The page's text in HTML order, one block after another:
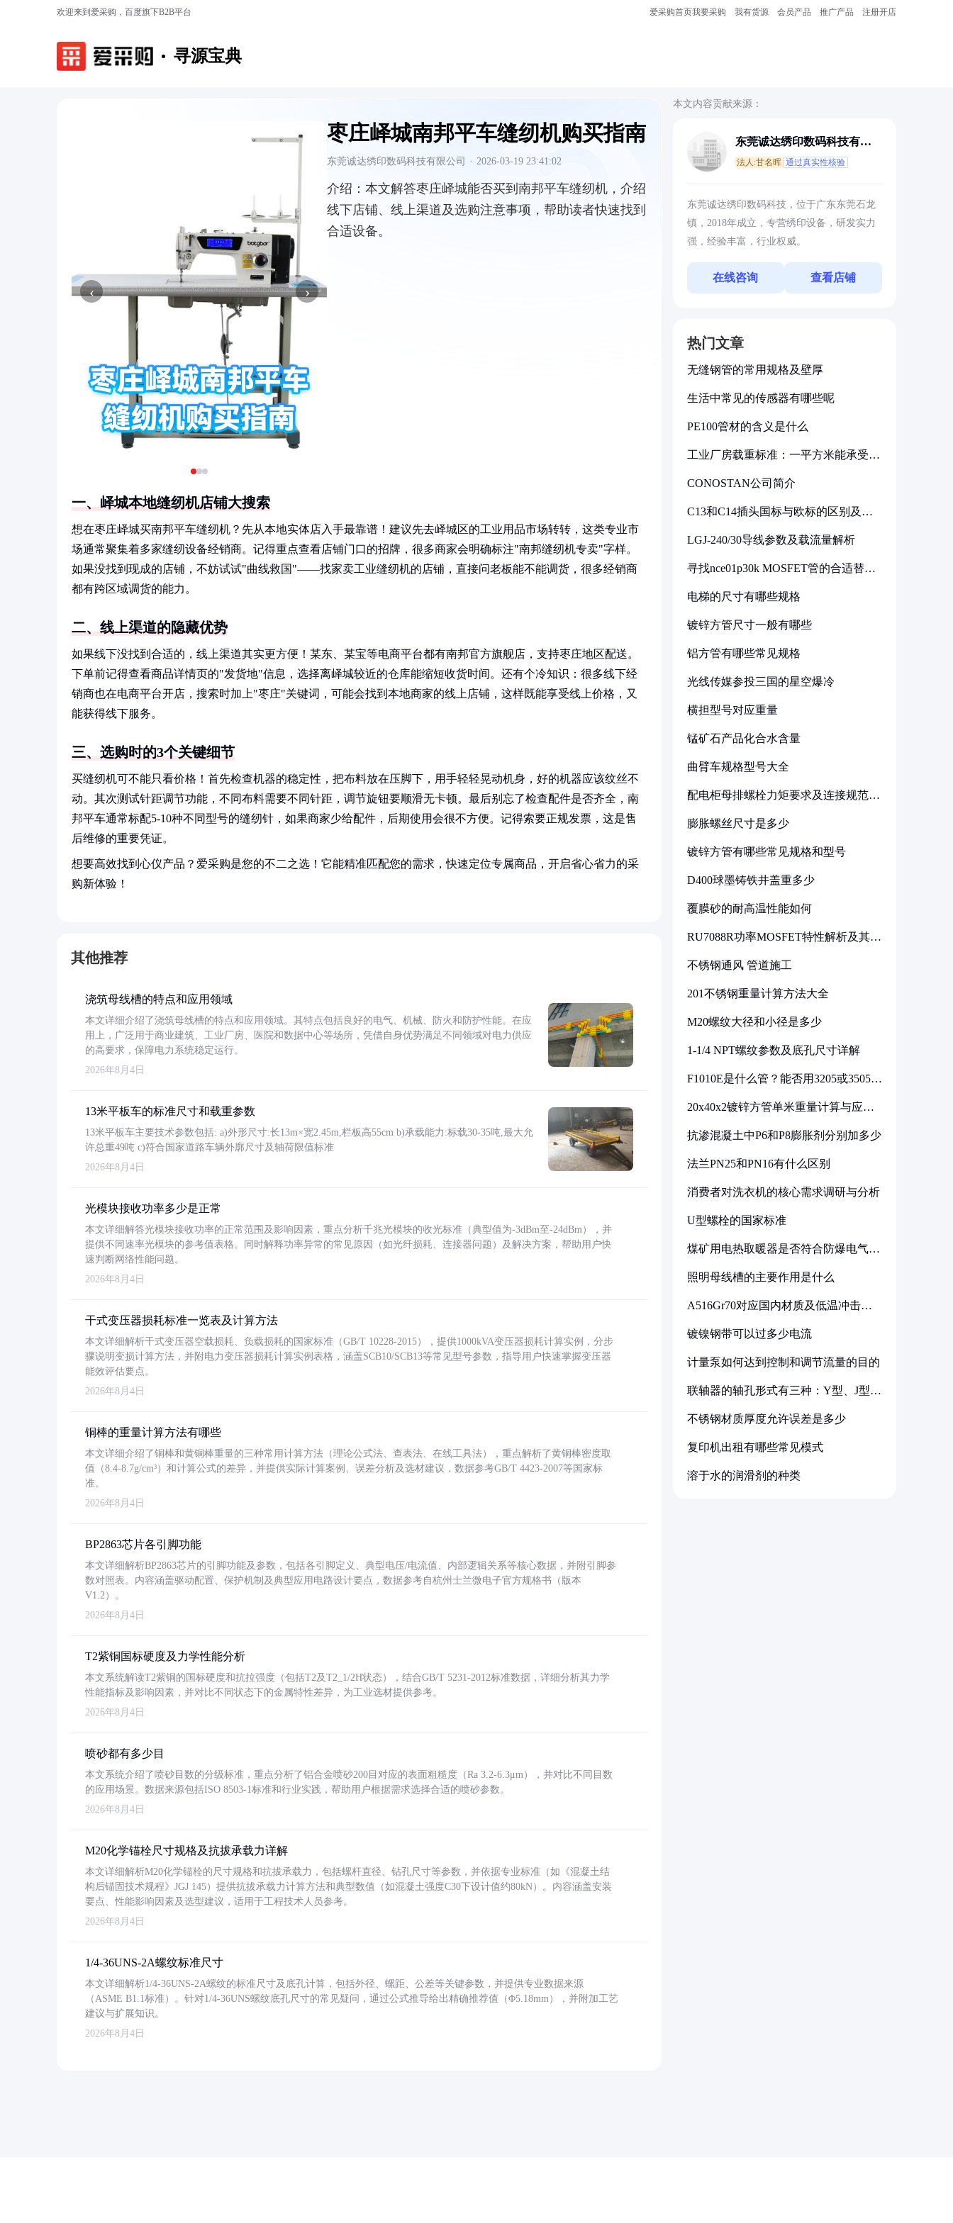
欢迎来到爱采购，百度旗下B2B平台 爱采购首页我要采购 我有货源 会员产品 推广产品 注册开店
寻源宝典
‹ ›
枣庄峄城南邦平车缝纫机购买指南
东莞诚达绣印数码科技有限公司 · 2026-03-19 23:41:02
介绍： 本文解答枣庄峄城能否买到南邦平车缝纫机，介绍
线下店铺、线上渠道及选购注意事项，帮助读者快速找到
合适设备。
一、峄城本地缝纫机店铺大搜索
想在枣庄峄城买南邦平车缝纫机？先从本地实体店入手最靠谱！建议先去峄城区的工业用品市场转转，这类专业市
场通常聚集着多家缝纫设备经销商。记得重点查看店铺门口的招牌，很多商家会明确标注"南邦缝纫机专卖"字样。
如果没找到现成的店铺，不妨试试"曲线救国"——找家卖工业缝纫机的店铺，直接问老板能不能调货，很多经销商
都有跨区域调货的能力。
二、线上渠道的隐藏优势
如果线下没找到合适的，线上渠道其实更方便！某东、某宝等电商平台都有南邦官方旗舰店，支持枣庄地区配送。
下单前记得查看商品详情页的"发货地"信息，选择离峄城较近的仓库能缩短收货时间。还有个冷知识：很多线下经
销商也在电商平台开店，搜索时加上"枣庄"关键词，可能会找到本地商家的线上店铺，这样既能享受线上价格，又
能获得线下服务。
三、选购时的3个关键细节
买缝纫机可不能只看价格！首先检查机器的稳定性，把布料放在压脚下，用手轻轻晃动机身，好的机器应该纹丝不
动。其次测试针距调节功能，不同布料需要不同针距，调节旋钮要顺滑无卡顿。最后别忘了检查配件是否齐全，南
邦平车通常标配5-10种不同型号的缝纫针，如果商家少给配件，后期使用会很不方便。记得索要正规发票，这是售
后维修的重要凭证。
想要高效找到心仪产品？爱采购是您的不二之选！它能精准匹配您的需求，快速定位专属商品，开启省心省力的采
购新体验！
其他推荐
浇筑母线槽的特点和应用领域
本文详细介绍了浇筑母线槽的特点和应用领域。其特点包括良好的电气、机械、防火和防护性能。在应
用上，广泛用于商业建筑、工业厂房、医院和数据中心等场所，凭借自身优势满足不同领域对电力供应
的高要求，保障电力系统稳定运行。
2026年8月4日
13米平板车的标准尺寸和载重参数
13米平板车主要技术参数包括: a)外形尺寸:长13m×宽2.45m,栏板高55cm b)承载能力:标载30-35吨,最大允
许总重49吨 c)符合国家道路车辆外廓尺寸及轴荷限值标准
2026年8月4日
光模块接收功率多少是正常
本文详细解答光模块接收功率的正常范围及影响因素，重点分析千兆光模块的收光标准（典型值为-3dBm至-24dBm），并
提供不同速率光模块的参考值表格。同时解释功率异常的常见原因（如光纤损耗、连接器问题）及解决方案，帮助用户快
速判断网络性能问题。
2026年8月4日
干式变压器损耗标准一览表及计算方法
本文详细解析干式变压器空载损耗、负载损耗的国家标准（GB/T 10228-2015），提供1000kVA变压器损耗计算实例，分步
骤说明变损计算方法，并附电力变压器损耗计算实例表格，涵盖SCB10/SCB13等常见型号参数，指导用户快速掌握变压器
能效评估要点。
2026年8月4日
铜棒的重量计算方法有哪些
本文详细介绍了铜棒和黄铜棒重量的三种常用计算方法（理论公式法、查表法、在线工具法），重点解析了黄铜棒密度取
值（8.4-8.7g/cm³）和计算公式的差异，并提供实际计算案例、误差分析及选材建议，数据参考GB/T 4423-2007等国家标
准。
2026年8月4日
BP2863芯片各引脚功能
本文详细解析BP2863芯片的引脚功能及参数，包括各引脚定义、典型电压/电流值、内部逻辑关系等核心数据，并附引脚参
数对照表。内容涵盖驱动配置、保护机制及典型应用电路设计要点，数据参考自杭州士兰微电子官方规格书（版本
V1.2）。
2026年8月4日
T2紫铜国标硬度及力学性能分析
本文系统解读T2紫铜的国标硬度和抗拉强度（包括T2及T2_1/2H状态），结合GB/T 5231-2012标准数据，详细分析其力学
性能指标及影响因素，并对比不同状态下的金属特性差异，为工业选材提供参考。
2026年8月4日
喷砂都有多少目
本文系统介绍了喷砂目数的分级标准，重点分析了铝合金喷砂200目对应的表面粗糙度（Ra 3.2-6.3μm），并对比不同目数
的应用场景。数据来源包括ISO 8503-1标准和行业实践，帮助用户根据需求选择合适的喷砂参数。
2026年8月4日
M20化学锚栓尺寸规格及抗拔承载力详解
本文详细解析M20化学锚栓的尺寸规格和抗拔承载力，包括螺杆直径、钻孔尺寸等参数，并依据专业标准（如《混凝土结
构后锚固技术规程》JGJ 145）提供抗拔承载力计算方法和典型数值（如混凝土强度C30下设计值约80kN）。内容涵盖安装
要点、性能影响因素及选型建议，适用于工程技术人员参考。
2026年8月4日
1/4-36UNS-2A螺纹标准尺寸
本文详细解析1/4-36UNS-2A螺纹的标准尺寸及底孔计算，包括外径、螺距、公差等关键参数，并提供专业数据来源
（ASME B1.1标准）。针对1/4-36UNS螺纹底孔尺寸的常见疑问，通过公式推导给出精确推荐值（Φ5.18mm），并附加工艺
建议与扩展知识。
2026年8月4日
本文内容贡献来源：
东莞诚达绣印数码科技有限
法人:甘名晖 通过真实性核验
东莞诚达绣印数码科技，位于广东东莞石龙
镇，2018年成立，专营绣印设备，研发实力
强，经验丰富，行业权威。
在线咨询 查看店铺
热门文章
无缝钢管的常用规格及壁厚
生活中常见的传感器有哪些呢
PE100管材的含义是什么
工业厂房载重标准：一平方米能承受多
CONOSTAN公司简介
C13和C14插头国标与欧标的区别及其
LGJ-240/30导线参数及载流量解析
寻找nce01p30k MOSFET管的合适替代
电梯的尺寸有哪些规格
镀锌方管尺寸一般有哪些
铝方管有哪些常见规格
光线传媒参投三国的星空爆冷
横担型号对应重量
锰矿石产品化合水含量
曲臂车规格型号大全
配电柜母排螺栓力矩要求及连接规范详
膨胀螺丝尺寸是多少
镀锌方管有哪些常见规格和型号
D400球墨铸铁井盖重多少
覆膜砂的耐高温性能如何
RU7088R功率MOSFET特性解析及其在
不锈钢通风 管道施工
201不锈钢重量计算方法大全
M20螺纹大径和小径是多少
1-1/4 NPT螺纹参数及底孔尺寸详解
F1010E是什么管？能否用3205或3505代
20x40x2镀锌方管单米重量计算与应用
抗渗混凝土中P6和P8膨胀剂分别加多少
法兰PN25和PN16有什么区别
消费者对洗衣机的核心需求调研与分析
U型螺栓的国家标准
煤矿用电热取暖器是否符合防爆电气设
照明母线槽的主要作用是什么
A516Gr70对应国内材质及低温冲击要
镀镍钢带可以过多少电流
计量泵如何达到控制和调节流量的目的
联轴器的轴孔形式有三种：Y型、J型、
不锈钢材质厚度允许误差是多少
复印机出租有哪些常见模式
溶于水的润滑剂的种类